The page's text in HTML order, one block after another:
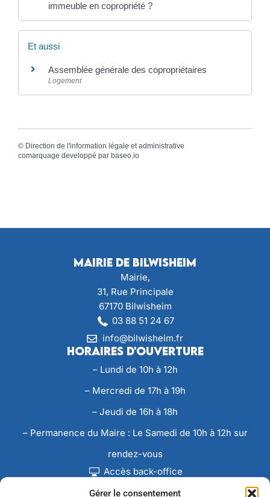
Gérer le consentement
immeuble en copropriété ?
Et aussi
Assemblée générale des copropriétaires
Logement
© Direction de l'information légale et administrative
comarquage developpé par baseo.io
Mairie de Bilwisheim
Mairie,
31, Rue Principale
67170 Bilwisheim
03 88 51 24 67
info@bilwisheim.fr
Horaires d'ouverture
– Lundi de 10h à 12h
– Mercredi de 17h à 19h
– Jeudi de 16h à 18h
– Permanence du Maire : Le Samedi de 10h à 12h sur
rendez-vous
Accès back-office